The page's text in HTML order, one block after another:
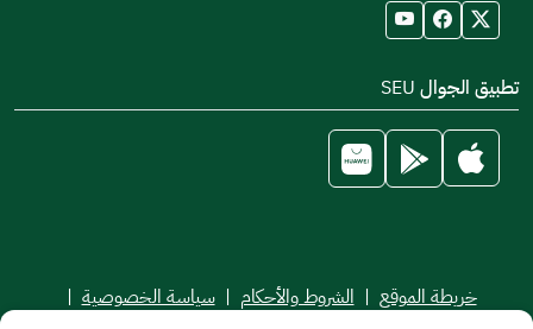
تطبيق الجوال SEU
خريطة الموقع | الشروط والأحكام | سياسة الخصوصية |